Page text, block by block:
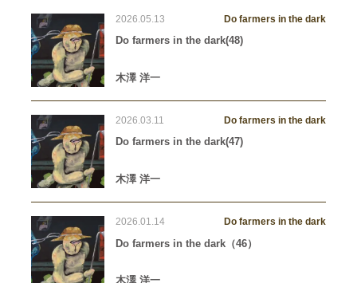
2026.05.13 Do farmers in the dark
Do farmers in the dark(48)
木澤 洋一
2026.03.11 Do farmers in the dark
Do farmers in the dark(47)
木澤 洋一
2026.01.14 Do farmers in the dark
Do farmers in the dark（46）
木澤 洋一